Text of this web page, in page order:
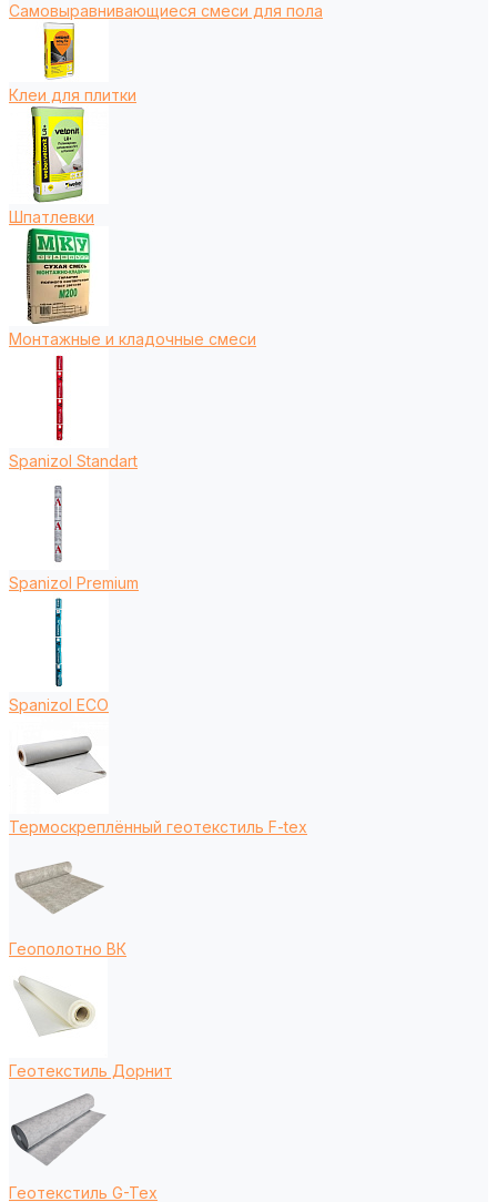
Самовыравнивающиеся смеси для пола
Клеи для плитки
Шпатлевки
Монтажные и кладочные смеси
Spanizol Standart
Spanizol Premium
Spanizol ECO
Термоскреплённый геотекстиль F-tex
Геополотно ВК
Геотекстиль Дорнит
Геотекстиль G-Tex